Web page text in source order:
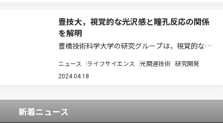
周…
豊技大，視覚的な光沢感と瞳孔反応の関係
を解明
豊橋技術科学大学の研究グループは，視覚的な光
リリース）。 人間の目に入ってくる光量を調節す
る器官である“瞳孔”は，物理的に明るいものを見
ニュース ライフサイエンス 光関連技術 研究開発
2024.04.18
新着ニュース